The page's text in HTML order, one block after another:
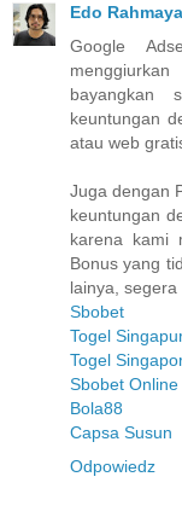
Edo
Google
bayangkan
keuntungan
atau web
Juga dengan
keuntungan
karena kami
Bonus yang
lainya, segera
Sbobet
Togel
Togel
Sbobet Online
Bola88
Capsa Susun
Odpowiedz